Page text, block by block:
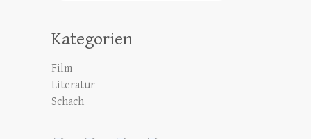
Kategorien
Film
Literatur
Schach